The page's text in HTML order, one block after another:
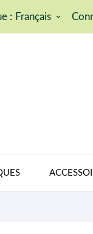
: Français keyboard_arrow_down